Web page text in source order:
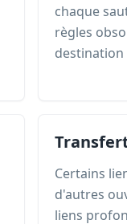
chaque
règles
Certains
d'autres
liens